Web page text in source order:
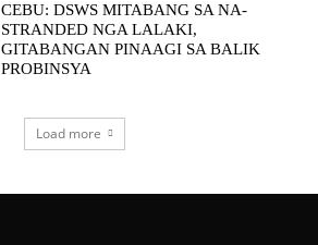
CEBU: DSWS MITABANG SA NA-
STRANDED NGA LALAKI,
GITABANGAN PINAAGI SA BALIK
PROBINSYA
Load more